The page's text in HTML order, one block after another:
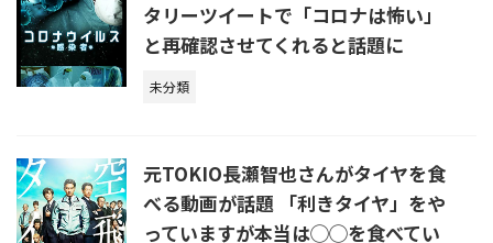
タリーツイートで「コロナは怖い」
と再確認させてくれると話題に
未分類
元TOKIO長瀬智也さんがタイヤを食
べる動画が話題 「利きタイヤ」をや
っていますが本当は◯◯を食べてい